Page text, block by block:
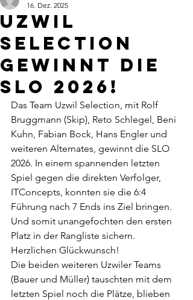
Uzwil
Selection
gewinnt die
SLO 2026!
16. Dez. 2025
Das Team Uzwil Selection, mit Rolf
Bruggmann (Skip), Reto Schlegel, Beni
Kuhn, Fabian Bock, Hans Engler und
weiteren Alternates, gewinnt die SLO
2026. In einem spannenden letzten
Spiel gegen die direkten Verfolger,
ITConcepts, konnten sie die 6:4
Führung nach 7 Ends ins Ziel bringen.
Und somit unangefochten den ersten
Platz in der Rangliste sichern.
Herzlichen Glückwunsch!
Die beiden weiteren Uzwiler Teams
(Bauer und Müller) tauschten mit dem
letzten Spiel noch die Plätze, blieben